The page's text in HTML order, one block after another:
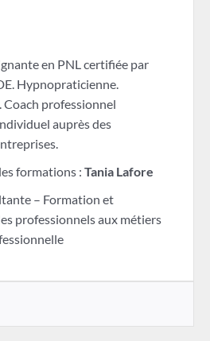
en PNL certifiée par
Hypnopraticienne.
Coach professionnel
auprès des
formations : Tania Lafore
– Formation et
professionnels aux métiers